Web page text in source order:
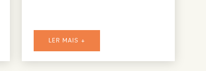
LER MAIS +